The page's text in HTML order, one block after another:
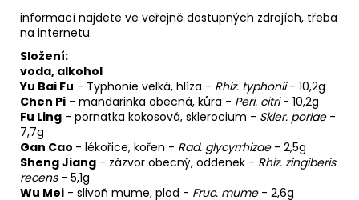
informací najdete ve veřejně dostupných zdrojích, třeba
na internetu.
Složení:
voda, alkohol
Yu Bai Fu - Typhonie velká, hlíza - Rhiz. typhonii- 10,2g
Chen Pi - mandarinka obecná, kůra - Peri. citri- 10,2g
Fu Ling - pornatka kokosová, sklerocium - Skler. poriae-
7,7g
Gan Cao - lékořice, kořen - Rad. glycyrrhizae- 2,5g
Sheng Jiang - zázvor obecný, oddenek - Rhiz. zingiberis
recens- 5,1g
Wu Mei - slivoň mume, plod - Fruc. mume- 2,6g